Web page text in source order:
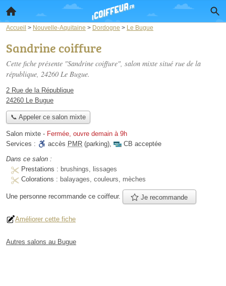
Accueil > Nouvelle-Aquitaine > Dordogne > Le Bugue
Sandrine coiffure
Cette fiche présente "Sandrine coiffure", salon mixte situé rue de la
république, 24260 Le Bugue.
2 Rue de la République
24260 Le Bugue
📞 Appeler ce salon mixte
Salon mixte - Fermée, ouvre demain à 9h
Services :
accès PMR (parking),
CB acceptée
Dans ce salon :
Prestations : brushings, lissages
Colorations : balayages, couleurs, mèches
Une personne recommande ce coiffeur. Je recommande
Améliorer cette fiche
Autres salons au Bugue